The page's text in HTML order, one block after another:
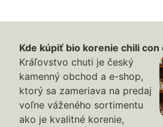
Kde kúpiť bio korenie chili con
Kráľovstvo chuti je český
kamenný obchod a e-shop,
ktorý sa zameriava na predaj
voľne váženého sortimentu
ako je kvalitné korenie,